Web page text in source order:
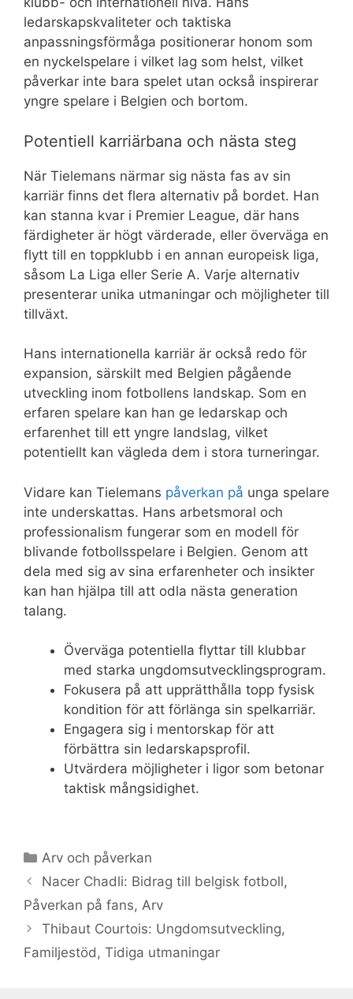
ledarskapskvaliteter och taktiska
anpassningsförmåga positionerar honom som
en nyckelspelare i vilket lag som helst, vilket
påverkar inte bara spelet utan också inspirerar
yngre spelare i Belgien och bortom.
Potentiell karriärbana och nästa steg
När Tielemans närmar sig nästa fas av sin
karriär finns det flera alternativ på bordet. Han
kan stanna kvar i Premier League, där hans
färdigheter är högt värderade, eller överväga en
flytt till en toppklubb i en annan europeisk liga,
såsom La Liga eller Serie A. Varje alternativ
presenterar unika utmaningar och möjligheter till
tillväxt.
Hans internationella karriär är också redo för
expansion, särskilt med Belgien pågående
utveckling inom fotbollens landskap. Som en
erfaren spelare kan han ge ledarskap och
erfarenhet till ett yngre landslag, vilket
potentiellt kan vägleda dem i stora turneringar.
Vidare kan Tielemans påverkan på unga spelare
inte underskattas. Hans arbetsmoral och
professionalism fungerar som en modell för
blivande fotbollsspelare i Belgien. Genom att
dela med sig av sina erfarenheter och insikter
kan han hjälpa till att odla nästa generation
talang.
Överväga potentiella flyttar till klubbar
med starka ungdomsutvecklingsprogram.
Fokusera på att upprätthålla topp fysisk
kondition för att förlänga sin spelkarriär.
Engagera sig i mentorskap för att
förbättra sin ledarskapsprofil.
Utvärdera möjligheter i ligor som betonar
taktisk mångsidighet.
Categories
Arv och påverkan
Nacer Chadli: Bidrag till belgisk fotboll,
Påverkan på fans, Arv
Thibaut Courtois: Ungdomsutveckling,
Familjestöd, Tidiga utmaningar